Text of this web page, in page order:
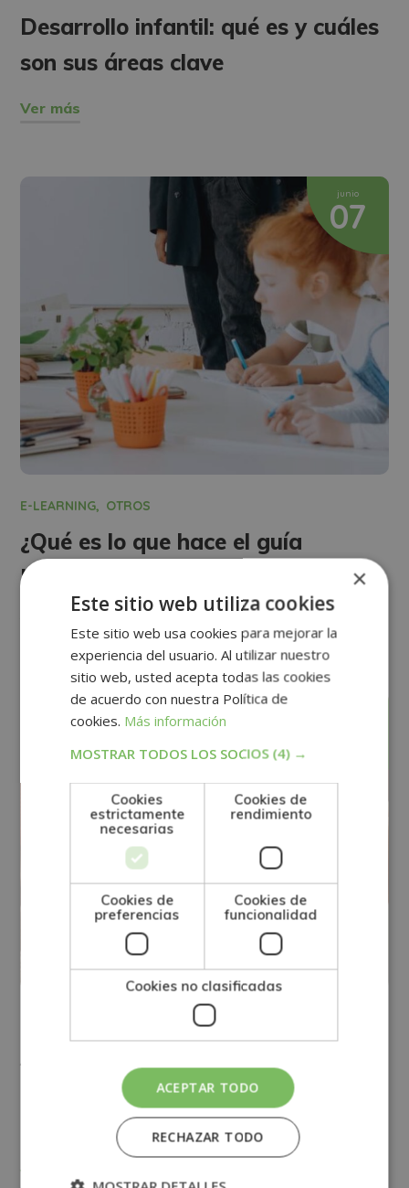
Desarrollo infantil: qué es y cuáles
son sus áreas clave
Ver más
junio
07
E-LEARNING OTROS
¿Qué es lo que hace el guía
Montessori?
Atención sociosanitaria: qué es y
cuáles son las funciones del
auxiliar sociosanitario
Ver más
×
Este sitio web utiliza cookies
Este sitio web usa cookies para mejorar la
experiencia del usuario. Al utilizar nuestro
sitio web, usted acepta todas las cookies
de acuerdo con nuestra Política de
cookies. Más información
MOSTRAR TODOS LOS SOCIOS (4) →
Cookies
estrictamente
necesarias
Cookies de
rendimiento
Cookies de
preferencias
Cookies de
funcionalidad
Cookies no clasificadas
ACEPTAR TODO
RECHAZAR TODO